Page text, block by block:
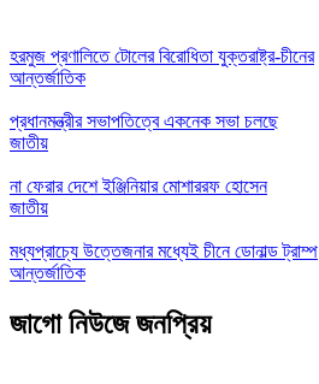
হরমুজ প্রণালিতে টোলের বিরোধিতা যুক্তরাষ্ট্র-চীনের
আন্তর্জাতিক
প্রধানমন্ত্রীর সভাপতিত্বে একনেক সভা চলছে
জাতীয়
না ফেরার দেশে ইঞ্জিনিয়ার মোশাররফ হোসেন
জাতীয়
মধ্যপ্রাচ্যে উত্তেজনার মধ্যেই চীনে ডোনাল্ড ট্রাম্প
আন্তর্জাতিক
জাগো নিউজে জনপ্রিয়